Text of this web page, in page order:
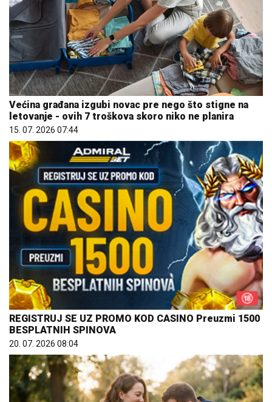
Većina građana izgubi novac pre nego što stigne na
letovanje - ovih 7 troškova skoro niko ne planira
15. 07. 2026 07:44
REGISTRUJ SE UZ PROMO KOD CASINO Preuzmi 1500
BESPLATNIH SPINOVA
20. 07. 2026 08:04